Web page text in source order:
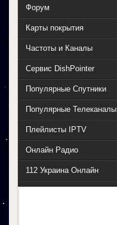
Форум
Карты покрытия
Частоты и Каналы
Сервис DishPointer
Популярные Спутники
Популярные Телеканалы
Плейлисты IPTV
Онлайн Радио
112 Украина Онлайн